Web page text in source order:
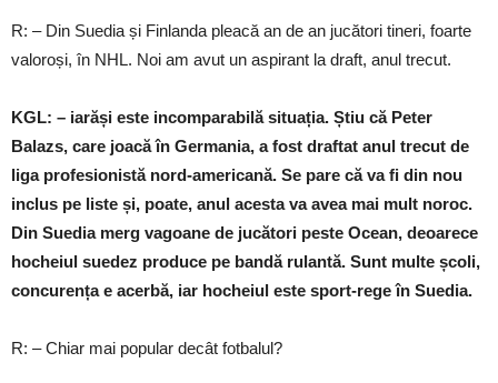
R: – Din Suedia și Finlanda pleacă an de an jucători tineri, foarte
valoroși, în NHL. Noi am avut un aspirant la draft, anul trecut.
KGL: – iarăși este incomparabilă situația. Știu că Peter
Balazs, care joacă în Germania, a fost draftat anul trecut de
liga profesionistă nord-americană. Se pare că va fi din nou
inclus pe liste și, poate, anul acesta va avea mai mult noroc.
Din Suedia merg vagoane de jucători peste Ocean, deoarece
hocheiul suedez produce pe bandă rulantă. Sunt multe școli,
concurența e acerbă, iar hocheiul este sport-rege în Suedia.
R: – Chiar mai popular decât fotbalul?